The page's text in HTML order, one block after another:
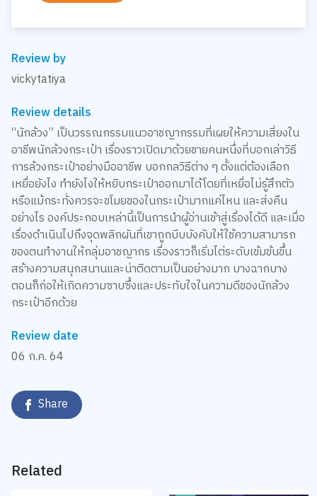
Review by
vickytatiya
Review details
“นักล้วง” เป็นวรรณกรรมแนวอาชญากรรมที่เผยให้ความเสี่ยงใน
อาชีพนักล้วงกระเป๋า เรื่องราวเปิดมาด้วยชายคนหนึ่งที่บอกเล่าวิธี
การล้วงกระเป๋าอย่างมืออาชีพ บอกกลวิธีต่าง ๆ ตั้งแต่ต้องเลือก
เหยื่อยังไง ทำยังไงให้หยิบกระเป๋าออกมาได้โดยที่เหยื่อไม่รู้สึกตัว
หรือแม้กระทั่งควรจะขโมยของในกระเป๋ามากแค่ไหน และส่งคืน
อย่างไร องค์ประกอบเหล่านี้เป็นการนำผู้อ่านเข้าสู่เรื่องได้ดี และเมื่อ
เรื่องดำเนินไปถึงจุดพลิกผันที่เขาถูกบีบบังคับให้ใช้ความสามารถ
ของตนทำงานให้กลุ่มอาชญากร เรื่องราวก็เริ่มไต่ระดับเข้มข้นขึ้น
สร้างความสนุกสนานและน่าติดตามเป็นอย่างมาก บางฉากบาง
ตอนก็ก่อให้เกิดความซาบซึ้งและประทับใจในความดีของนักล้วง
กระเป๋าอีกด้วย
Review date
06 ก.ค. 64
Share
Related